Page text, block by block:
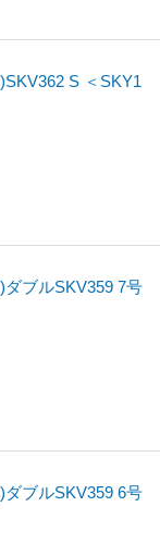
S ＜SKY1
ブルSKV359 7号
ブルSKV359 6号